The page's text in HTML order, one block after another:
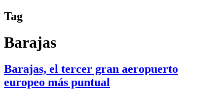
Tag
Barajas
Barajas, el tercer gran aeropuerto
europeo más puntual